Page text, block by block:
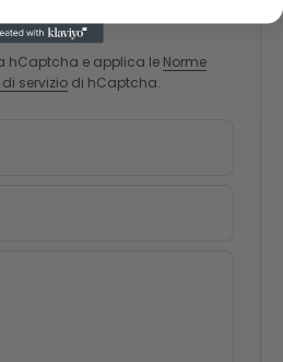
hCaptcha e applica le Norme
servizio di hCaptcha.